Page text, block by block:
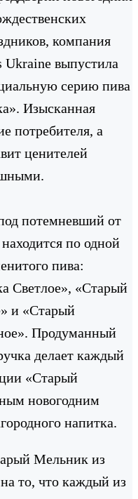
компания
Ukraine выпустила
серию пива
Изысканная
потребителя, а
ценителей
потемневший от
по одной
пива:
Светлое», «Старый
и «Старый
Продуманный
делает каждый
«Старый
новогодним
напитка.
Мельник из
то, что каждый из